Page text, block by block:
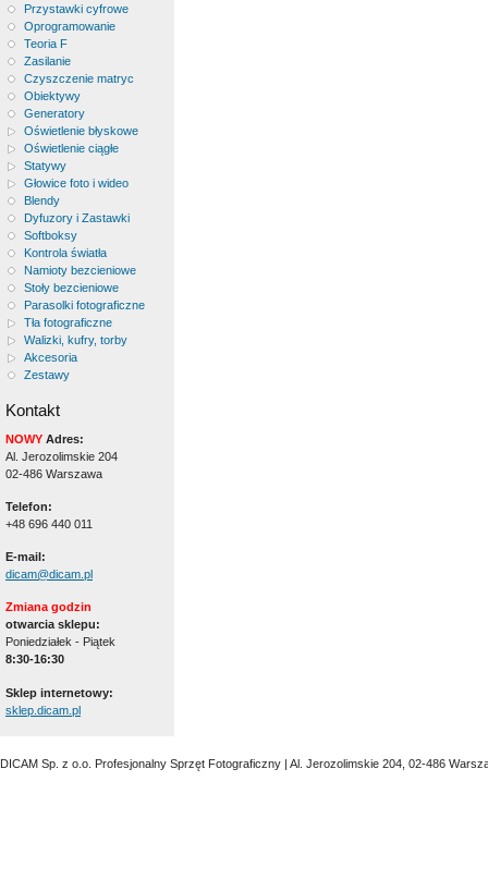
Przystawki cyfrowe
Oprogramowanie
Teoria F
Zasilanie
Czyszczenie matryc
Obiektywy
Generatory
Oświetlenie błyskowe
Oświetlenie ciągłe
Statywy
Głowice foto i wideo
Blendy
Dyfuzory i Zastawki
Softboksy
Kontrola światła
Namioty bezcieniowe
Stoły bezcieniowe
Parasolki fotograficzne
Tła fotograficzne
Walizki, kufry, torby
Akcesoria
Zestawy
Kontakt
NOWY Adres:
Al. Jerozolimskie 204
02-486 Warszawa
Telefon:
+48 696 440 011
E-mail:
dicam@dicam.pl
Zmiana godzin
otwarcia sklepu:
Poniedziałek - Piątek
8:30-16:30
Sklep internetowy:
sklep.dicam.pl
DICAM Sp. z o.o. Profesjonalny Sprzęt Fotograficzny | Al. Jerozolimskie 204, 02-486